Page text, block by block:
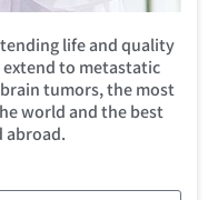
life and quality
extend to metastatic
tumors, the most
world and the best
abroad.